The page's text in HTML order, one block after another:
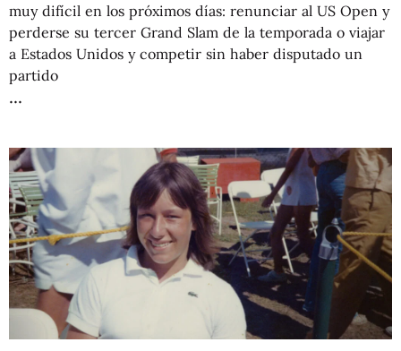
muy difícil en los próximos días: renunciar al US Open y
perderse su tercer Grand Slam de la temporada o viajar
a Estados Unidos y competir sin haber disputado un
partido